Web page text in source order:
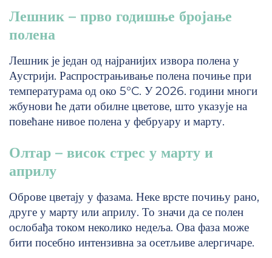
Лешник – прво годишње бројање
полена
Лешник је један од најранијих извора полена у
Аустрији. Распрострањивање полена почиње при
температурама од око 5°C. У 2026. години многи
жбунови ће дати обилне цветове, што указује на
повећане нивое полена у фебруару и марту.
Олтар – висок стрес у марту и
априлу
Оброве цветају у фазама. Неке врсте почињу рано,
друге у марту или априлу. То значи да се полен
ослобађа током неколико недеља. Ова фаза може
бити посебно интензивна за осетљиве алергичаре.